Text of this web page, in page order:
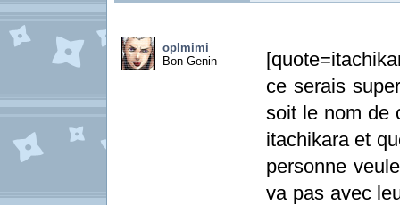
oplmimi
Bon Genin
ce serais
soit le nom de
itachikara et
personne
va pas avec